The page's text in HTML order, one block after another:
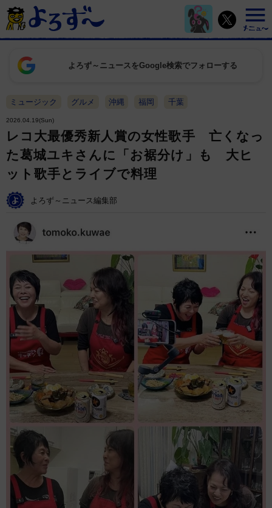
よろず～ニュースをGoogle検索でフォローする
ミュージック グルメ 沖縄 福岡 千葉
2026.04.19(Sun)
レコ大最優秀新人賞の女性歌手 亡くなっ
た葛城ユキさんに「お裾分け」も 大ヒ
ット歌手とライブで料理
よろず～ニュース編集部